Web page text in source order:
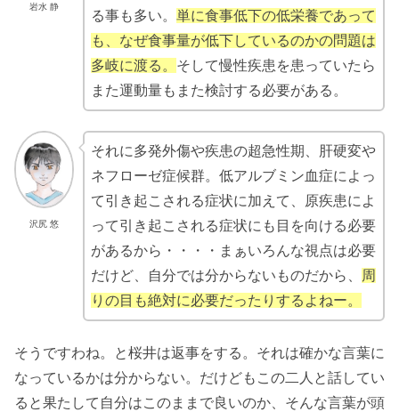
岩水 静
る事も多い。 単に食事低下の低栄養であって
も、なぜ食事量が低下しているのかの問題は
多岐に渡る。 そして慢性疾患を患っていたら
また運動量もまた検討する必要がある。
沢尻 悠
それに多発外傷や疾患の超急性期、肝硬変や
ネフローゼ症候群。低アルブミン血症によっ
て引き起こされる症状に加えて、原疾患によ
って引き起こされる症状にも目を向ける必要
があるから・・・・まぁいろんな視点は必要
だけど、自分では分からないものだから、
周
りの目も絶対に必要だったりするよねー。
そうですわね。と桜井は返事をする。それは確かな言葉に
なっているかは分からない。だけどもこの二人と話してい
ると果たして自分はこのままで良いのか、そんな言葉が頭